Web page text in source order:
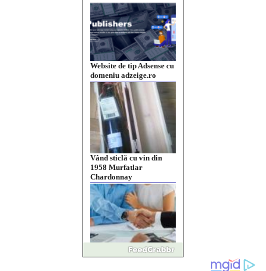
Website de tip Adsense cu
domeniu adzeige.ro
Vând sticlă cu vin din
1958 Murfatlar
Chardonnay
Împrumut si investitii